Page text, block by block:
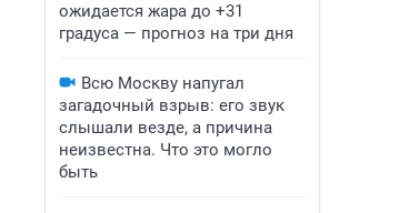
ожидается жара до +31
градуса — прогноз на три дня
Всю Москву напугал
загадочный взрыв: его звук
слышали везде, а причина
неизвестна. Что это могло
быть